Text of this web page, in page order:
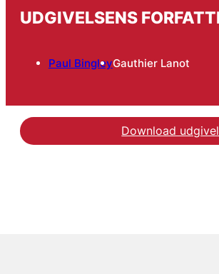
UDGIVELSENS
Paul BingleyGauthier Lanot
Download